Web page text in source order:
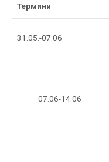
Термини
31.05.-07.06
07.06-14.06